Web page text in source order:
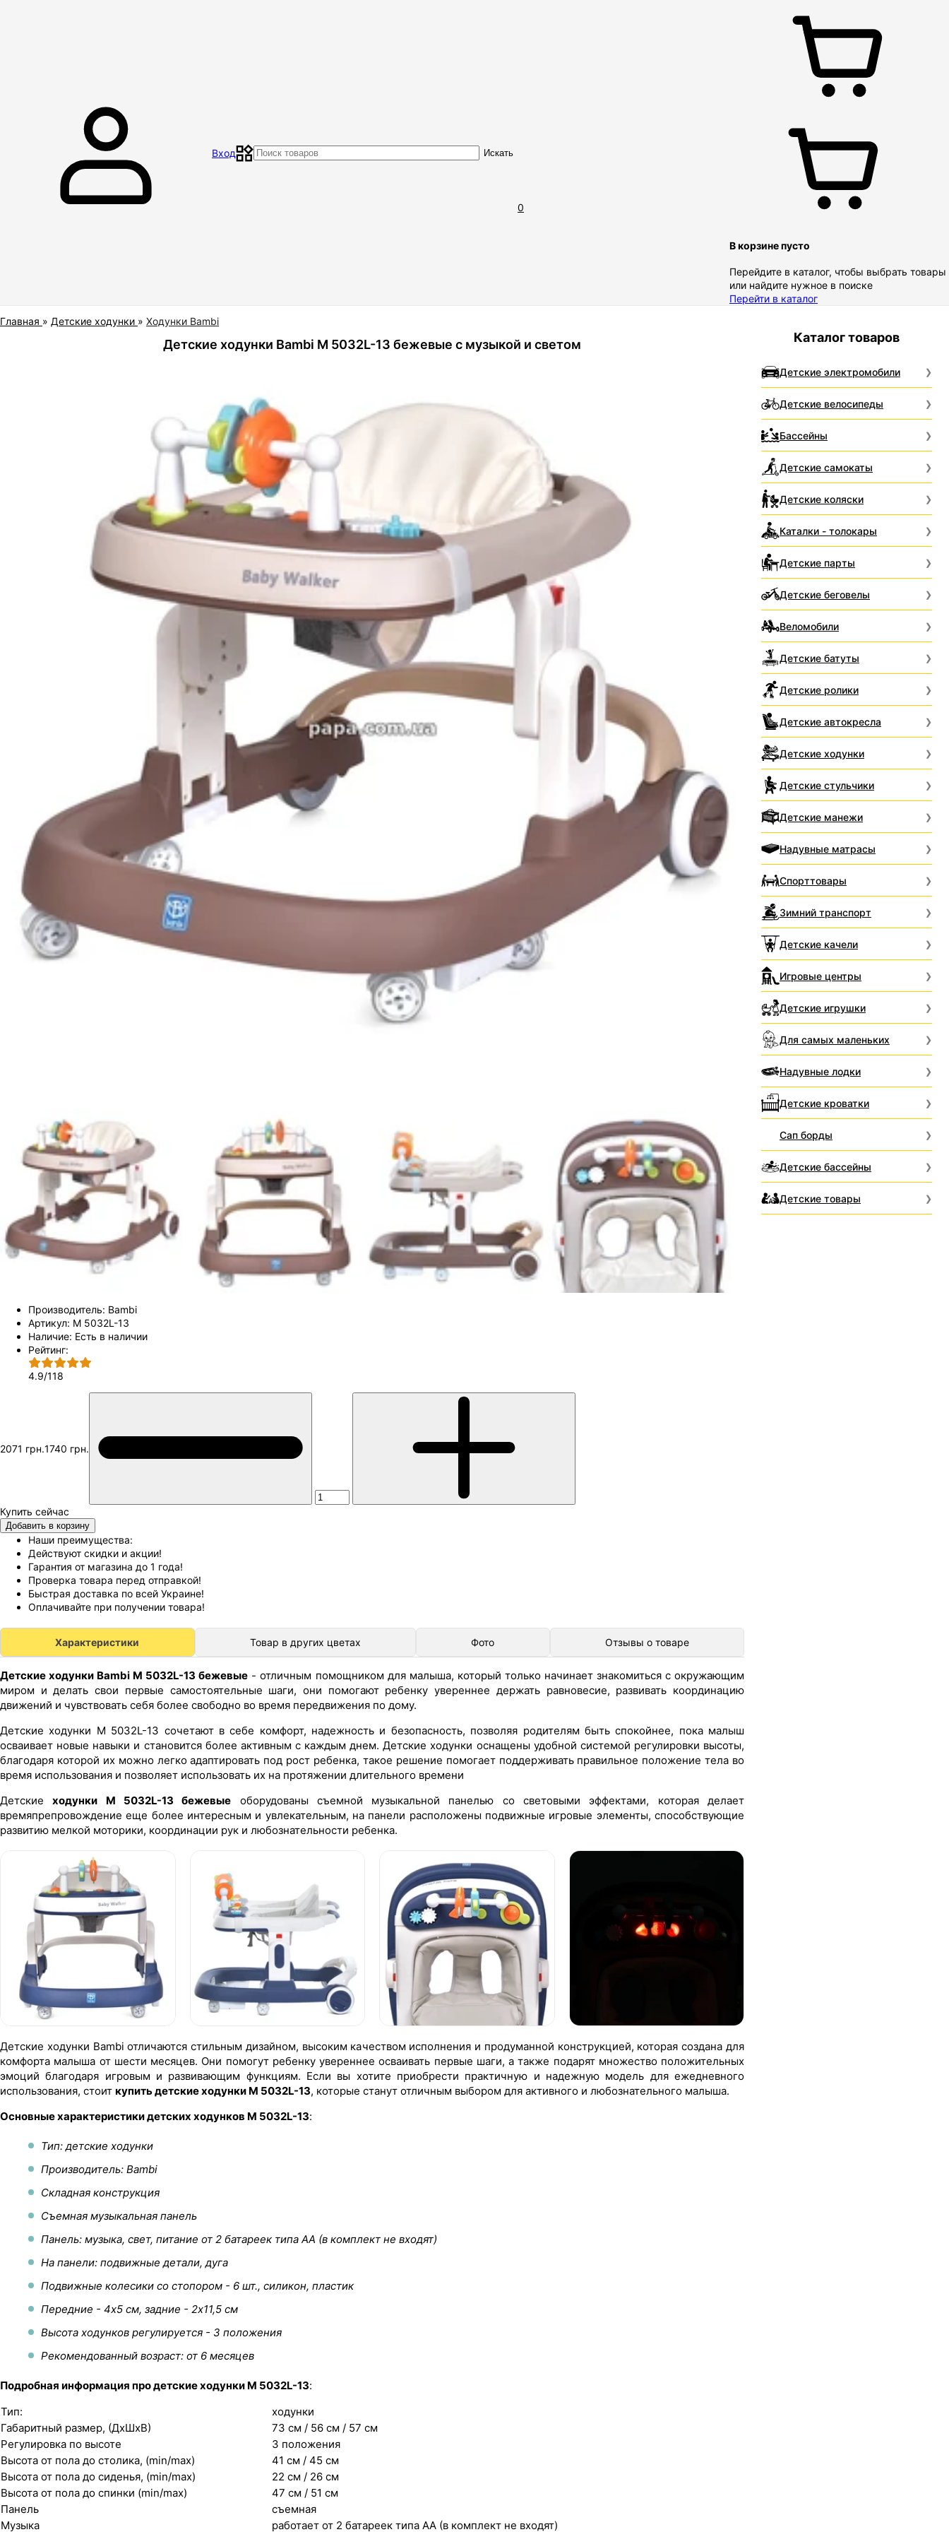
МагазинКонтакты ОтзывыДоставка и оплатаОбмен и возврат товара
Вход Искать
0
В корзине пусто
Перейдите в каталог, чтобы выбрать товары
или найдите нужное в поиске
Перейти в каталог
Главная » Детские ходунки » Ходунки Bambi
Детские ходунки Bambi M 5032L-13 бежевые с музыкой и светом
Производитель: Bambi
Артикул: M 5032L-13
Наличие: Есть в наличии
Рейтинг:
4.9/118
2071 грн.1740 грн.
Добавить в корзину
Наши преимущества:
Действуют скидки и акции!
Гарантия от магазина до 1 года!
Проверка товара перед отправкой!
Быстрая доставка по всей Украине!
Оплачивайте при получении товара!
Характеристики Товар в других цветах Фото Отзывы о товаре
Детские ходунки Bambi M 5032L-13 бежевые - отличным помощником для малыша, который только начинает знакомиться с окружающим
миром и делать свои первые самостоятельные шаги, они помогают ребенку увереннее держать равновесие, развивать координацию
движений и чувствовать себя более свободно во время передвижения по дому.
Детские ходунки M 5032L-13 сочетают в себе комфорт, надежность и безопасность, позволяя родителям быть спокойнее, пока малыш
осваивает новые навыки и становится более активным с каждым днем. Детские ходунки оснащены удобной системой регулировки высоты,
благодаря которой их можно легко адаптировать под рост ребенка, такое решение помогает поддерживать правильное положение тела во
время использования и позволяет использовать их на протяжении длительного времени
Детскиеходунки M 5032L-13 бежевые оборудованы съемной музыкальной панелью со световыми эффектами, которая делает
времяпрепровождение еще более интересным и увлекательным, на панели расположены подвижные игровые элементы, способствующие
развитию мелкой моторики, координации рук и любознательности ребенка.
Детские ходунки Bambi отличаются стильным дизайном, высоким качеством исполнения и продуманной конструкцией, которая создана для
комфорта малыша от шести месяцев. Они помогут ребенку увереннее осваивать первые шаги, а также подарят множество положительных
эмоций благодаря игровым и развивающим функциям. Если вы хотите приобрести практичную и надежную модель для ежедневного
использования, стоит купить детские ходунки M 5032L-13, которые станут отличным выбором для активного и любознательного малыша.
Основные характеристики детских ходунков M 5032L-13:
Тип: детские ходунки
Производитель: Bambi
Складная конструкция
Съемная музыкальная панель
Панель: музыка, свет, питание от 2 батареек типа AA (в комплект не входят)
На панели: подвижные детали, дуга
Подвижные колесики со стопором - 6 шт., силикон, пластик
Передние - 4х5 см, задние - 2х11,5 см
Высота ходунков регулируется - 3 положения
Рекомендованный возраст: от 6 месяцев
Подробная информация про детские ходунки M 5032L-13:
Тип:
ходунки
Габаритный размер, (ДхШхВ)
73 см / 56 см / 57 см
Регулировка по высоте
3 положения
Высота от пола до столика, (min/max)
41 см / 45 см
Высота от пола до сиденья, (min/max)
22 см / 26 см
Высота от пола до спинки (min/max)
47 см / 51 см
Панель
съемная
Музыка
работает от 2 батареек типа AA (в комплект не входят)
Каталог товаров
Детские электромобили
Детские велосипеды
Бассейны
Детские самокаты
Детские коляски
Каталки - толокары
Детские парты
Детские беговелы
Веломобили
Детские батуты
Детские ролики
Детские автокресла
Детские ходунки
Детские стульчики
Детские манежи
Надувные матрасы
Спорттовары
Зимний транспорт
Детские качели
Игровые центры
Детские игрушки
Для самых маленьких
Надувные лодки
Детские кроватки
Сап борды
Детские бассейны
Детские товары